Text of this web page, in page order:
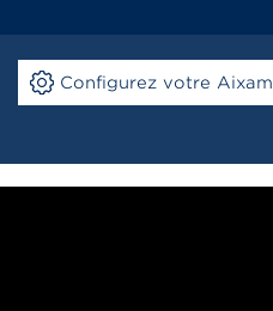
Configurez votre Aixam